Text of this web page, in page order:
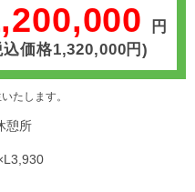
円
込価格1,320,000円)
たします。
憩所